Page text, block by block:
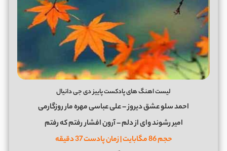
لیست اهنگ های پادکست پاییز دی جی دانیال
احمد سلو عشق دیروز – علی عباسی مهره مار روزگارمی
امیر رشوند وای از دلم – آرون افشار رفتم که رفتم
حجم 86 مگابایت | زمان پادست 37 دقیقه